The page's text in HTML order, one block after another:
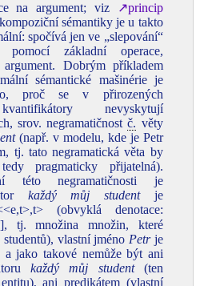
na argument; viz
↗princip
sémantiky je u takto
spočívá jen ve „slepování“
pomocí základní operace,
Dobrým příkladem
sémantické mašinérie je
proč se v přirozených
nevyskytují
srov. negramatičnostč. věty
(např. v modelu, kde je Petr
tj. tato negramatická věta by
pragmaticky přijatelná).
této negramatičnosti je
každý můj studentje
(obvyklá denotace:
tj. množina množin, které
vlastní jméno Petrje
a jako takové nemůže být ani
každý můj student(ten
ani predikátem (vlastní